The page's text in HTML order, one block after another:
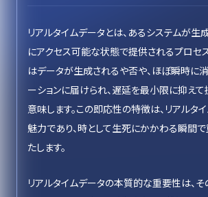
リアルタイムデータとは、あるシステムが
にアクセス可能な状態で提供されるプロセ
はデータが生成されるや否や、ほぼ瞬時に
ーションに届けられ、遅延を最小限に抑え
意味します。この即応性の特徴は、リアルタ
魅力であり、時として生死にかかわる瞬間
たします。
リアルタイムデータの本質的な重要性は、